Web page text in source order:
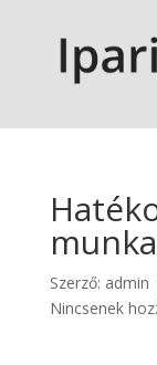
Szerző: admin
Nincsenek